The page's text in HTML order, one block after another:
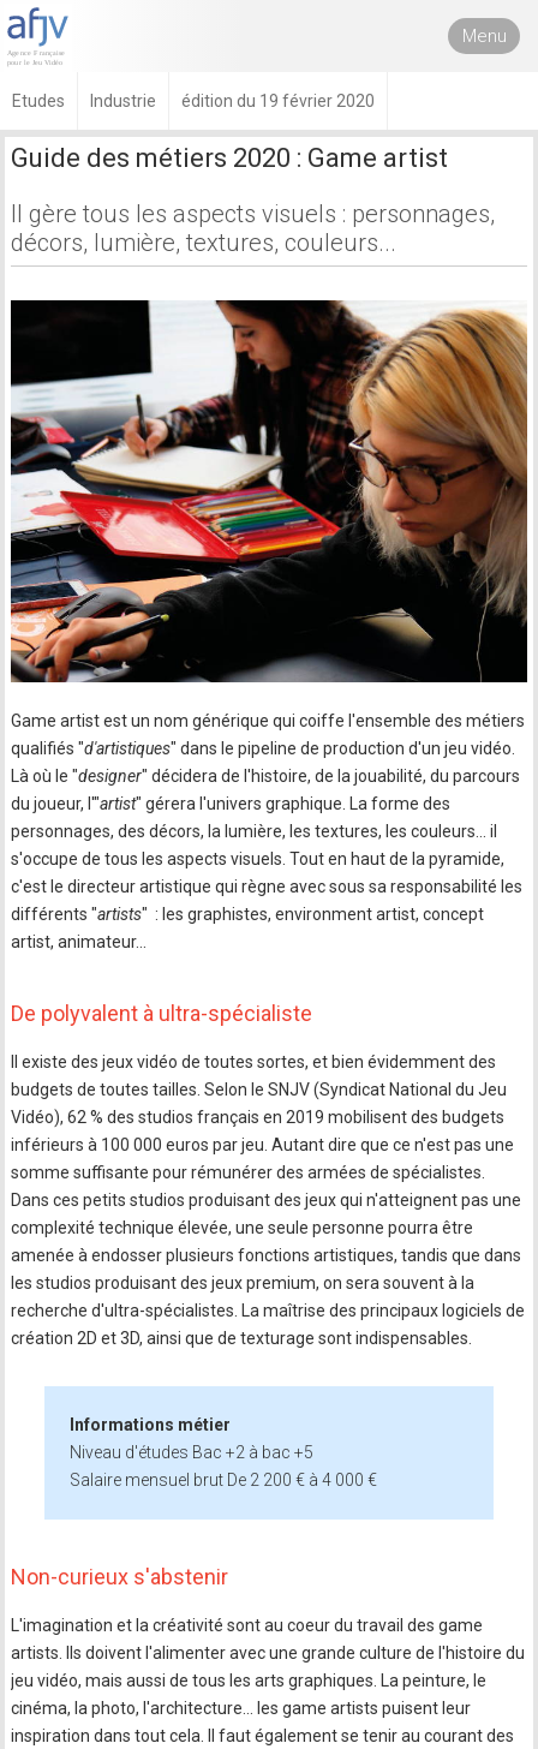
Menu
Etudes Industrie édition du 19 février 2020
Guide des métiers 2020 : Game artist
Il gère tous les aspects visuels : personnages,
décors, lumière, textures, couleurs...
Game artist est un nom générique qui coiffe l'ensemble des métiers
qualifiés "d'artistiques" dans le pipeline de production d'un jeu vidéo.
Là où le "designer" décidera de l'histoire, de la jouabilité, du parcours
du joueur, l'"artist" gérera l'univers graphique. La forme des
personnages, des décors, la lumière, les textures, les couleurs... il
s'occupe de tous les aspects visuels. Tout en haut de la pyramide,
c'est le directeur artistique qui règne avec sous sa responsabilité les
différents "artists" : les graphistes, environment artist, concept
artist, animateur…
De polyvalent à ultra-spécialiste
Il existe des jeux vidéo de toutes sortes, et bien évidemment des
budgets de toutes tailles. Selon le SNJV (Syndicat National du Jeu
Vidéo), 62 % des studios français en 2019 mobilisent des budgets
inférieurs à 100 000 euros par jeu. Autant dire que ce n'est pas une
somme suffisante pour rémunérer des armées de spécialistes.
Dans ces petits studios produisant des jeux qui n'atteignent pas une
complexité technique élevée, une seule personne pourra être
amenée à endosser plusieurs fonctions artistiques, tandis que dans
les studios produisant des jeux premium, on sera souvent à la
recherche d'ultra-spécialistes. La maîtrise des principaux logiciels de
création 2D et 3D, ainsi que de texturage sont indispensables.
Informations métier
Niveau d'études Bac +2 à bac +5
Salaire mensuel brut De 2 200 € à 4 000 €
Non-curieux s'abstenir
L'imagination et la créativité sont au coeur du travail des game
artists. Ils doivent l'alimenter avec une grande culture de l'histoire du
jeu vidéo, mais aussi de tous les arts graphiques. La peinture, le
cinéma, la photo, l'architecture… les game artists puisent leur
inspiration dans tout cela. Il faut également se tenir au courant des